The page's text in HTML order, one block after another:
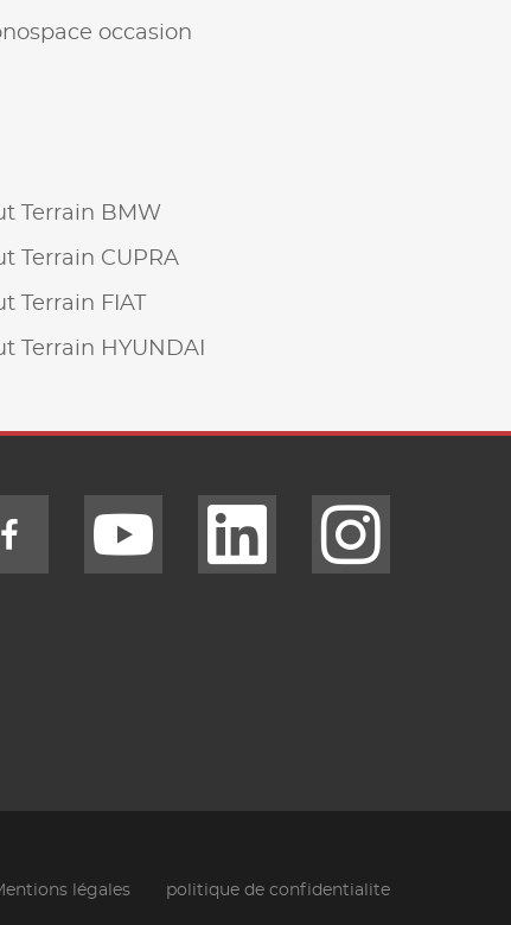
occasion
Terrain BMW
Terrain CUPRA
Terrain FIAT
Terrain HYUNDAI
légales politique de confidentialite